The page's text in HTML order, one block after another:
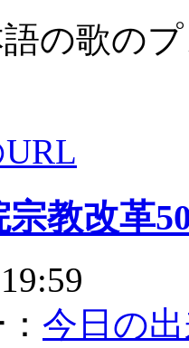
の歌の
教改革
今日の